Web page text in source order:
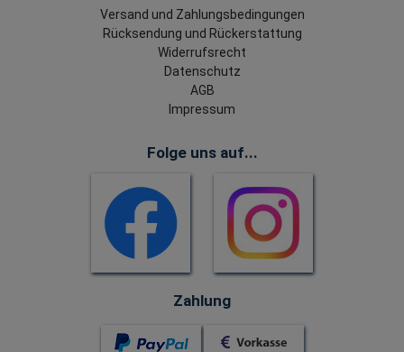
Versand und Zahlungsbedingungen
Rücksendung und Rückerstattung
Widerrufsrecht
Datenschutz
AGB
Impressum
Folge uns auf...
Zahlung